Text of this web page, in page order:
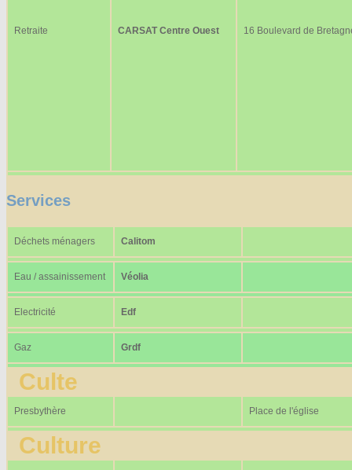
Retraite CARSAT Centre Ouest 16 Boulevard de
Services
Déchets ménagers Calitom
Eau / assainissement Véolia
Electricité Edf
Gaz Grdf
Culte
Presbythère Place de l'église
Culture